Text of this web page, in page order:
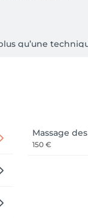
qu’une
entièrement
Massage
150 €